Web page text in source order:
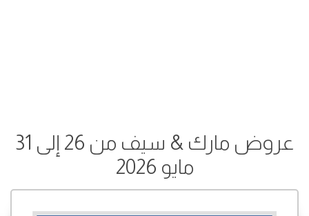
عروض مارك & سيف من 26 إلى 31
مايو 2026